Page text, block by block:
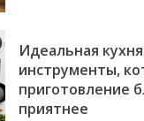
Идеальная
инструменты,
приготовление
приятнее